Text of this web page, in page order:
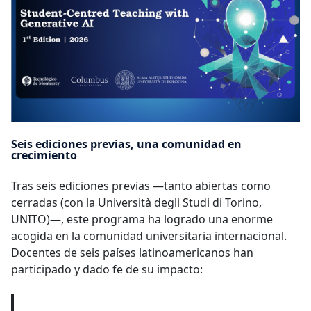
Seis ediciones previas, una comunidad en
crecimiento
Tras seis ediciones previas —tanto abiertas como
cerradas (con la Università degli Studi di Torino,
UNITO)—, este programa ha logrado una enorme
acogida en la comunidad universitaria internacional.
Docentes de seis países latinoamericanos han
participado y dado fe de su impacto: